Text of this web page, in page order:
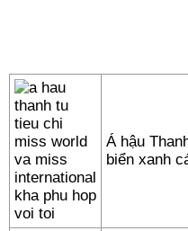
Á hậu
biển xanh